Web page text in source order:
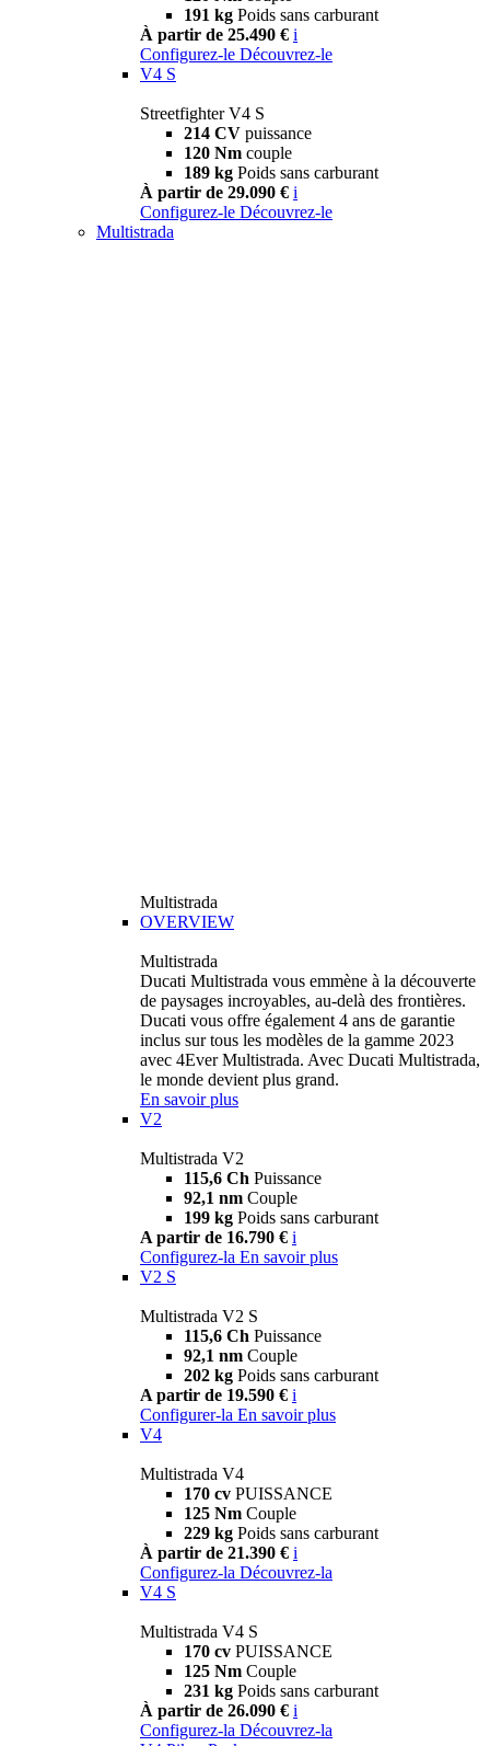
191 kg Poids sans carburant
À partir de 25.490 € i
Configurez-le Découvrez-le
V4 S
Streetfighter V4 S
214 CV puissance
120 Nm couple
189 kg Poids sans carburant
À partir de 29.090 € i
Configurez-le Découvrez-le
Multistrada
Multistrada
OVERVIEW
Multistrada
Ducati Multistrada vous emmène à la découverte
de paysages incroyables, au-delà des frontières.
Ducati vous offre également 4 ans de garantie
inclus sur tous les modèles de la gamme 2023
avec 4Ever Multistrada. Avec Ducati Multistrada,
le monde devient plus grand.
En savoir plus
V2
Multistrada V2
115,6 Ch Puissance
92,1 nm Couple
199 kg Poids sans carburant
A partir de 16.790 € i
Configurez-la En savoir plus
V2 S
Multistrada V2 S
115,6 Ch Puissance
92,1 nm Couple
202 kg Poids sans carburant
A partir de 19.590 € i
Configurer-la En savoir plus
V4
Multistrada V4
170 cv PUISSANCE
125 Nm Couple
229 kg Poids sans carburant
À partir de 21.390 € i
Configurez-la Découvrez-la
V4 S
Multistrada V4 S
170 cv PUISSANCE
125 Nm Couple
231 kg Poids sans carburant
À partir de 26.090 € i
Configurez-la Découvrez-la